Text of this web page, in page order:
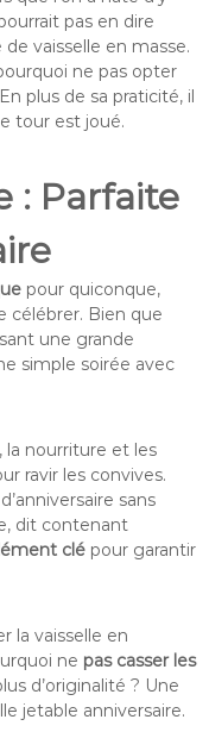
pas en dire
vaisselle en masse.
ne pas opter
plus de sa praticité, il
tour est joué.
: Parfaite
pour quiconque,
célébrer. Bien que
une grande
simple soirée avec
la nourriture et les
ravir les convives.
sans
dit contenant
clépour garantir
la vaisselle en
ne pas casser les
d’originalité ? Une
jetable anniversaire.